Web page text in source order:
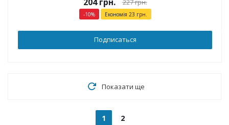
227грн.
-10% Економія 23 грн.
Подписаться
Показати ще
1 2